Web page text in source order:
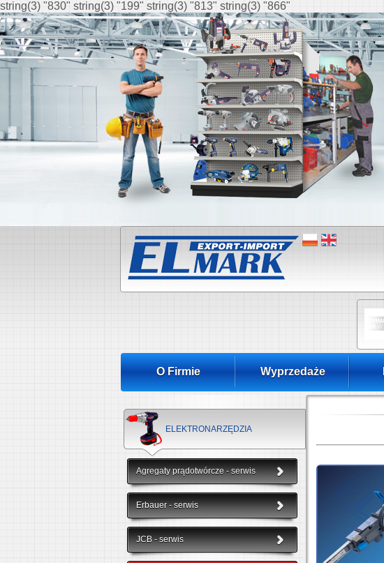
string(3) "830" string(3) "199" string(3) "813" string(3) "866"
O Firmie Wyprzedaże
ELEKTRONARZĘDZIA
Agregaty prądotwórcze - serwis
Erbauer - serwis
JCB - serwis